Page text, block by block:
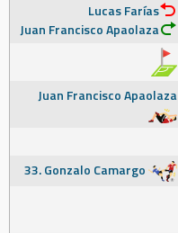
Lucas Farías
Juan Francisco Apaolaza
Juan Francisco Apaolaza
33. Gonzalo Camargo